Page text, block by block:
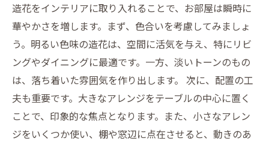
造花をインテリアに取り入れることで、お部屋は瞬時に
華やかさを増します。まず、色合いを考慮してみましょ
う。明るい色味の造花は、空間に活気を与え、特にリビ
ングやダイニングに最適です。一方、淡いトーンのもの
は、落ち着いた雰囲気を作り出します。 次に、配置の工
夫も重要です。大きなアレンジをテーブルの中心に置く
ことで、印象的な焦点となります。また、小さなアレン
ジをいくつか使い、棚や窓辺に点在させると、動きのあ